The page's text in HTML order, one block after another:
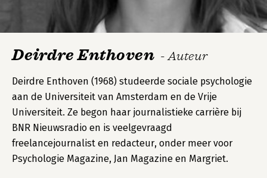
Deirdre Enthoven - Auteur
Deirdre Enthoven (1968) studeerde sociale psychologie
aan de Universiteit van Amsterdam en de Vrije
Universiteit. Ze begon haar journalistieke carrière bij
BNR Nieuwsradio en is veelgevraagd
freelancejournalist en redacteur, onder meer voor
Psychologie Magazine, Jan Magazine en Margriet.